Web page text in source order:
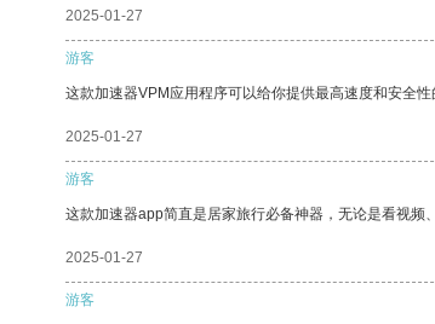
2025-01-27
游客
这款加速器VPM应用程序可以给你提供最高速度和安全性
2025-01-27
游客
这款加速器app简直是居家旅行必备神器，无论是看视频
2025-01-27
游客